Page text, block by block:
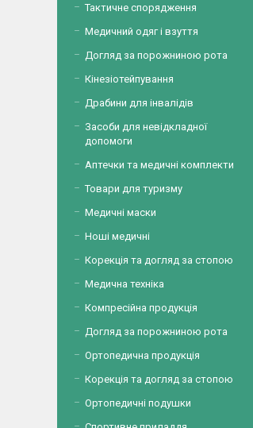
Тактичне спорядження
Медичний одяг і взуття
Догляд за порожниною рота
Кінезіотейпування
Драбини для інвалідів
Засоби для невідкладної
допомоги
Аптечки та медичні комплекти
Товари для туризму
Медичні маски
Ноші медичні
Корекція та догляд за стопою
Медична техніка
Компресійна продукція
Догляд за порожниною рота
Ортопедична продукція
Корекція та догляд за стопою
Ортопедичні подушки